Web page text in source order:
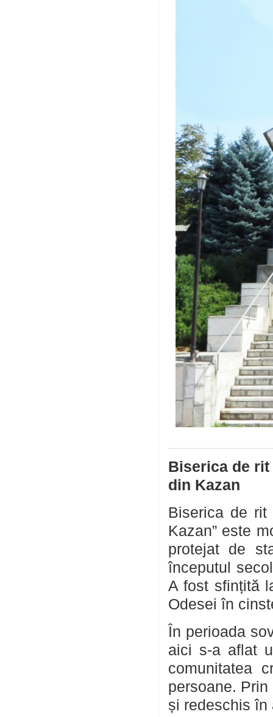
Biserica de
din
Biserica de rit
Kazan” este
protejat de
începutul
A fost sfințită
Odesei în
În perioada
aici s-a aflat
comunitatea
persoane.
și redeschis în